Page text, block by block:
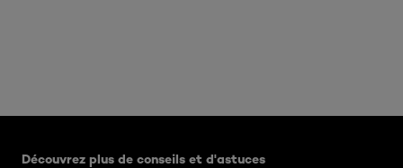
Découvrez plus de conseils et d'astuces